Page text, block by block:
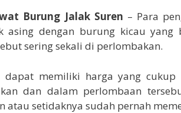
Burung Jalak Suren – Para
asing dengan burung kicau yang
sering sekali di perlombakan.
dapat memiliki harga yang
dan dalam perlombaan
atau setidaknya sudah pernah